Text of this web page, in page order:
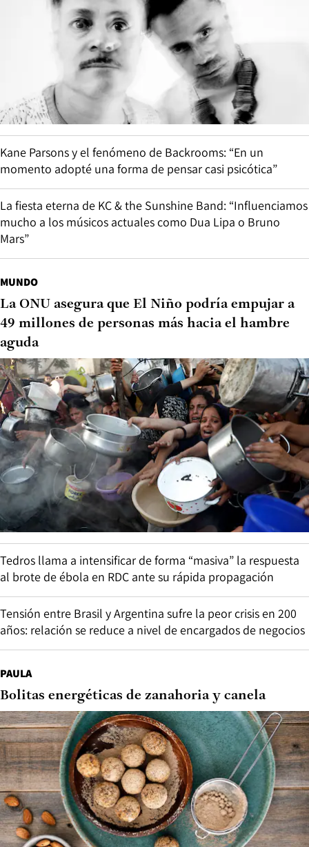
Kane Parsons y el fenómeno de Backrooms: “En un
momento adopté una forma de pensar casi psicótica”
La fiesta eterna de KC & the Sunshine Band: “Influenciamos
mucho a los músicos actuales como Dua Lipa o Bruno
Mars”
MUNDO
La ONU asegura que El Niño podría empujar a
49 millones de personas más hacia el hambre
aguda
Tedros llama a intensificar de forma “masiva” la respuesta
al brote de ébola en RDC ante su rápida propagación
Tensión entre Brasil y Argentina sufre la peor crisis en 200
años: relación se reduce a nivel de encargados de negocios
PAULA
Bolitas energéticas de zanahoria y canela